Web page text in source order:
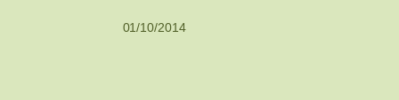
01/10/2014